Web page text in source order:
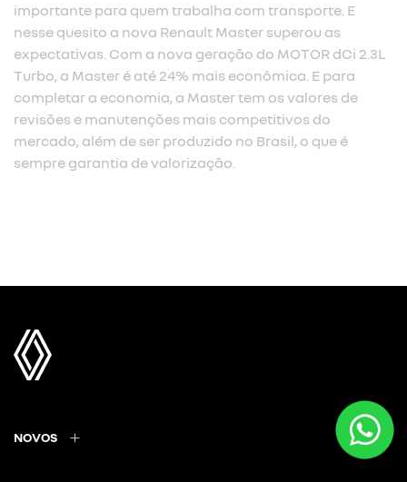
importante para quem trabalha com transporte. E
nesse quesito a nova Renault Master superou as
expectativas. Com a nova geração do MOTOR dCi 2.3L
Turbo, a Master é até 24% mais econômica. E para
completar a economia, a Master tem os valores de
revisões e manutenções mais competitivos do
mercado, além de ser produzido no Brasil, o que é
sempre garantia de valorização.
NOVOS